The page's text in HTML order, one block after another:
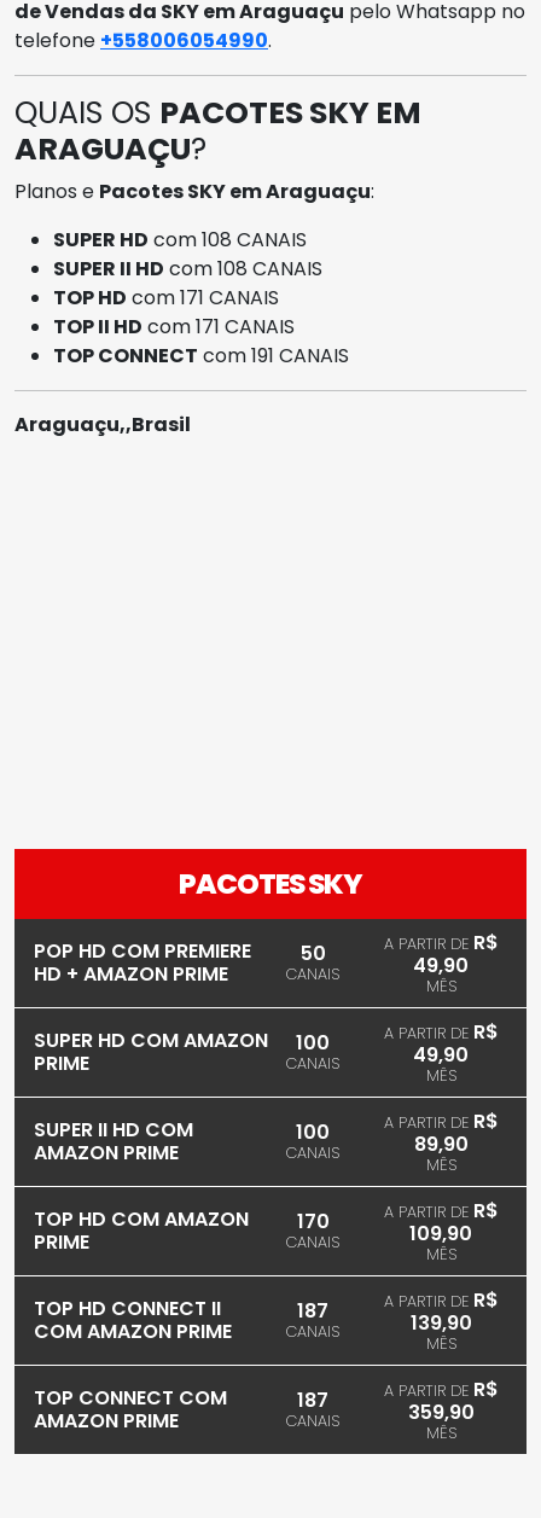
de Vendas da SKY em Araguaçu pelo Whatsapp no
telefone +558006054990.
QUAIS OS PACOTES SKY EM
ARAGUAÇU?
Planos e Pacotes SKY em Araguaçu:
SUPER HD com 108 CANAIS
SUPER II HD com 108 CANAIS
TOP HD com 171 CANAIS
TOP II HD com 171 CANAIS
TOP CONNECT com 191 CANAIS
Araguaçu,,Brasil
PACOTES SKY
POP HD COM PREMIERE
HD + AMAZON PRIME
50
CANAIS
A PARTIR DE R$
49,90
MÊS
SUPER HD COM AMAZON
PRIME
100
CANAIS
A PARTIR DE R$
49,90
MÊS
SUPER II HD COM
AMAZON PRIME
100
CANAIS
A PARTIR DE R$
89,90
MÊS
TOP HD COM AMAZON
PRIME
170
CANAIS
A PARTIR DE R$
109,90
MÊS
TOP HD CONNECT II
COM AMAZON PRIME
187
CANAIS
A PARTIR DE R$
139,90
MÊS
TOP CONNECT COM
AMAZON PRIME
187
CANAIS
A PARTIR DE R$
359,90
MÊS